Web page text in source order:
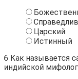
Царский
Истинный
6 Как называется
индийской